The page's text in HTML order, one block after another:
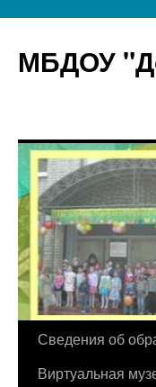
МБДОУ
Перейти
Сведения об
Виртуальная